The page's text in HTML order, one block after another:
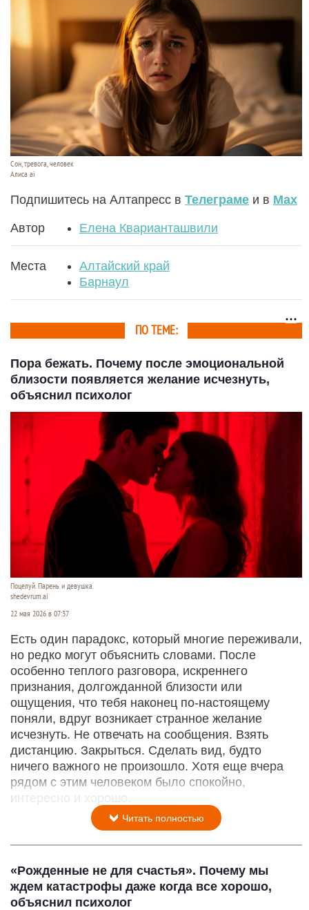
Сон, тревога, человек
Алиса ai
Подпишитесь на Алтапресс в Телеграме и в Max
Автор Елена Кварианташвили
Места
Алтайский край
Барнаул
ПО ТЕМЕ:
Пора бежать. Почему после эмоциональной
близости появляется желание исчезнуть,
объяснил психолог
Поцелуй. Парень и девушка.
shedevrum.ai
22 мая 2026 в 07:37
Есть один парадокс, который многие переживали,
но редко могут объяснить словами. После
особенно теплого разговора, искреннего
признания, долгожданной близости или
ощущения, что тебя наконец по-настоящему
поняли, вдруг возникает странное желание
исчезнуть. Не отвечать на сообщения. Взять
дистанцию. Закрыться. Сделать вид, будто
ничего важного не произошло. Хотя еще вчера
рядом с этим человеком было спокойно,
интересно и хорошо.
Читать полностью
«Рожденные не для счастья». Почему мы
ждем катастрофы даже когда все хорошо,
объяснил психолог